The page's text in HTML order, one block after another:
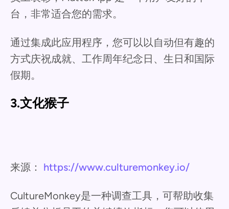
台，非常适合您的需求。
通过集成此应用程序，您可以以自动但有趣的
方式庆祝成就、工作周年纪念日、生日和国际
假期。
3.文化猴子
来源： https://www.culturemonkey.io/
CultureMonkey是一种调查工具，可帮助收集